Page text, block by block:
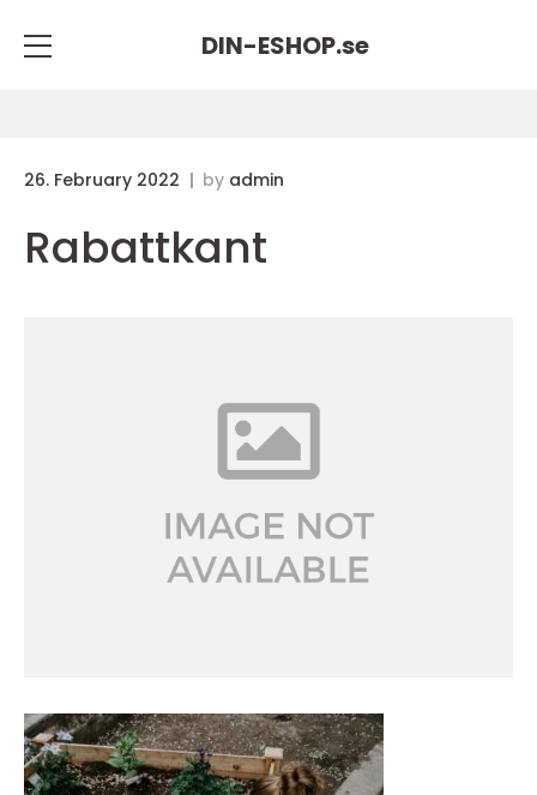
DIN-ESHOP.se
26. February 2022 by admin
Rabattkant